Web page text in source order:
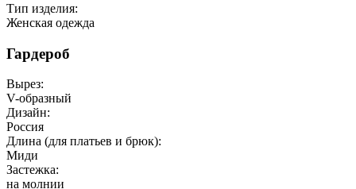
Тип изделия:
Женская одежда
Гардероб
Вырез:
V-образный
Дизайн:
Россия
Длина (для платьев и брюк):
Миди
Застежка:
на молнии